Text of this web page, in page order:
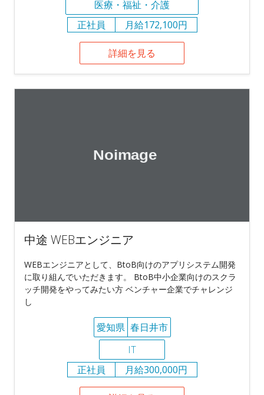
医療・福祉・介護
正社員
月給172,100円
詳細を見る
中途 WEBエンジニア
WEBエンジニアとして、BtoB向けのアプリシステム開発
に取り組んでいただきます。 BtoB中⼩企業向けのスクラ
ッチ開発をやってみたい⽅ ベンチャー企業でチャレンジ
し
愛知県 春日井市
IT
正社員
月給300,000円